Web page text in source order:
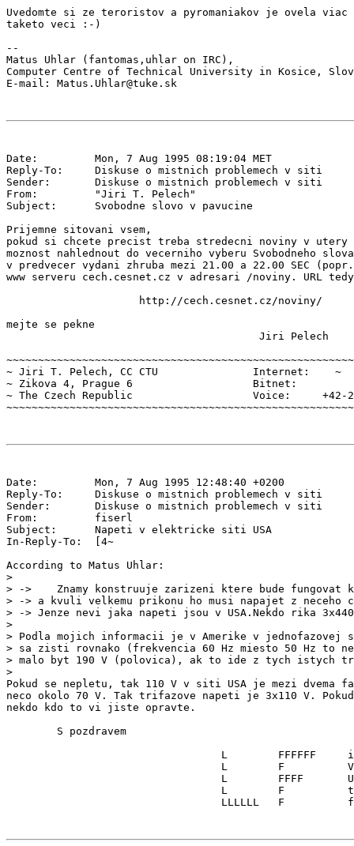
Uvedomte si ze teroristov a pyromaniakov je ovela
taketo veci :-)
--
Matus Uhlar (fantomas,uhlar on IRC),
Computer Centre of Technical University in Kosice,
Date:         Mon, 7 Aug 1995 08:19:04 MET
Reply-To:     Diskuse o mistnich problemech v siti
Sender:       Diskuse o mistnich problemech v siti
From:         "Jiri T. Pelech"
Subject:      Svobodne slovo v pavucine
Prijemne sitovani vsem,
pokud si chcete precist treba stredecni noviny v utery
moznost nahlednout do vecerniho vyberu Svobodneho
v predvecer vydani zhruba mezi 21.00 a 22.00 SEC (popr.
www serveru cech.cesnet.cz v adresari /noviny. URL
                     http://cech.cesnet.cz/noviny/
mejte se pekne
                                        Jiri Pelech
~ Jiri T. Pelech, CC CTU               Internet:
  ~
~ Zikova 4, Prague 6                   Bitnet:
~ The Czech Republic                   Voice:     +42-2-
Date:         Mon, 7 Aug 1995 12:48:40 +0200
Reply-To:     Diskuse o mistnich problemech v siti
Sender:       Diskuse o mistnich problemech v siti
From:         fiserl
Subject:      Napeti v elektricke siti USA
In-Reply-To:  [4~
According to Matus Uhlar:
>
> ->    Znamy konstruuje zarizeni ktere bude fungovat
> -> a kvuli velkemu prikonu ho musi napajet z neceho
> -> Jenze nevi jaka napeti jsou v USA.Nekdo rika
>
> Podla mojich informacii je v Amerike v jednofazovej
> sa zisti rovnako (frekvencia 60 Hz miesto 50 Hz to
> malo byt 190 V (polovica), ak to ide z tych istych
>
Pokud se nepletu, tak 110 V v siti USA je mezi dvema
neco okolo 70 V. Tak trifazove napeti je 3x110 V.
nekdo kdo to vi jiste opravte.
        S pozdravem
L        FFFFFF
L        F
L        FFFF
L        F